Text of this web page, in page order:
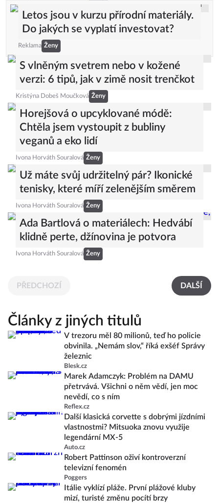
Letos jsou v kurzu přírodní materiály.
Do jakých se vyplatí investovat?
Reklama Ženy
S vlněným svetrem nebo v kožené
verzi: 6 tipů, jak v zimě nosit trenčkot
Kristýna Dobeš Moučková Ženy
Horejšová o upcyklované módě:
Chtěla jsem vystoupit z bubliny
veganů a eko lidí
Ivona Horváth Souralová Ženy
Už máte svůj udržitelný pár? Ikonické
tenisky, které míří zelenějším směrem
Ivona Horváth Souralová Ženy
Ada Bartlová o materiálech: Hedvábí
klidně perte, džínovina je potvora
Ivona Horváth Souralová Ženy
PŘEDCHOZÍ DALŠÍ
Články z jiných titulů
V trezoru měl 80 milionů, teď ho policie
obvinila. „Nemám slov,“ říká exšéf Správy
železnic
Blesk.cz
Marek Adamczyk: Problém na DAMU
přetrvává. Všichni o něm vědí, jen moc
nevědí, co s ním
Reflex.cz
Další klasická corvette s dobrými jízdními
vlastnostmi? Mitsuoka znovu využije
legendární MX-5
Auto.cz
Robert Pattinson oživí kontroverzní
televizní fenomén
Poggers
Itálie vyklízí pláže. První plážové kluby
mizí, turisté změnu pocítí brzy